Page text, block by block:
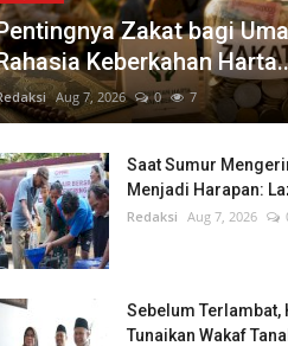
Zakat bagi
Keberkahan
Aug 7, 2026 0 7
Saat Sumur
Menjadi Harapan:
Redaksi Aug 7, 2026
Sebelum Terlambat,
Tunaikan Wakaf